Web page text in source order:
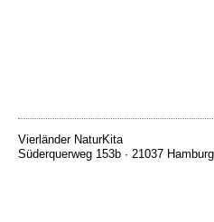
Vierländer NaturKita
Süderquerweg 153b · 21037